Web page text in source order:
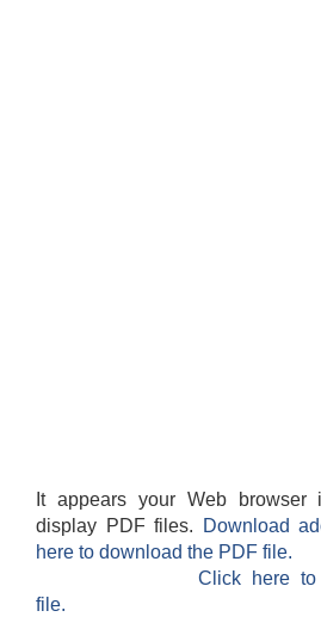
It appears your Web browser
display PDF files.
Download
here to download the PDF file.
Click here
file.